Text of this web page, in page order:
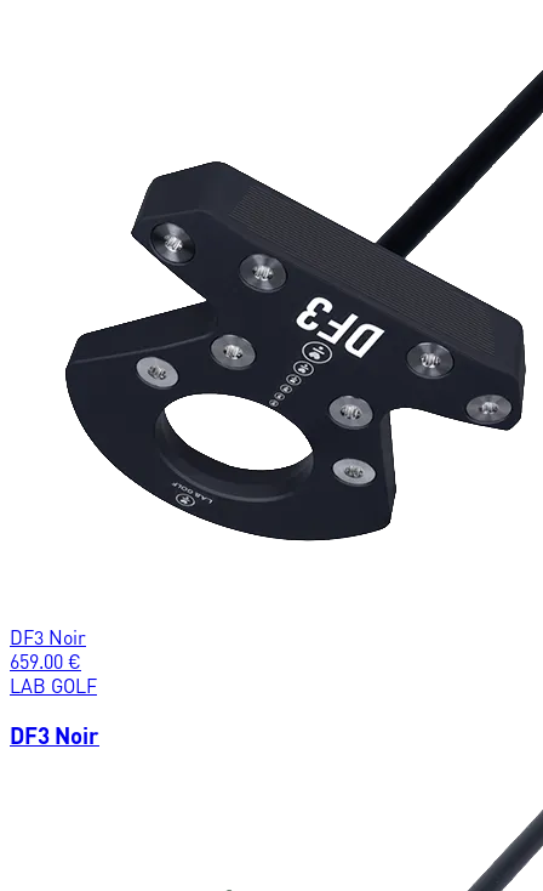
DF3 Noir
659.00 €
LAB GOLF
DF3 Noir